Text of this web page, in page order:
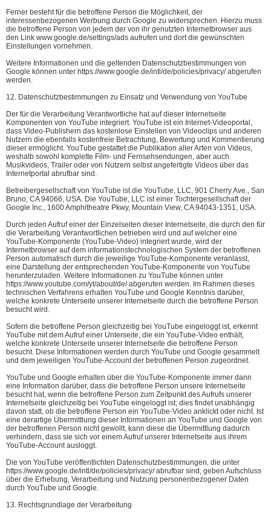
Ferner besteht für die betroffene Person die Möglichkeit, der
interessenbezogenen Werbung durch Google zu widersprechen. Hierzu muss
die betroffene Person von jedem der von ihr genutzten Internetbrowser aus
den Link www.google.de/settings/ads aufrufen und dort die gewünschten
Einstellungen vornehmen.
Weitere Informationen und die geltenden Datenschutzbestimmungen von
Google können unter https://www.google.de/intl/de/policies/privacy/ abgerufen
werden.
12. Datenschutzbestimmungen zu Einsatz und Verwendung von YouTube
Der für die Verarbeitung Verantwortliche hat auf dieser Internetseite
Komponenten von YouTube integriert. YouTube ist ein Internet-Videoportal,
dass Video-Publishern das kostenlose Einstellen von Videoclips und anderen
Nutzern die ebenfalls kostenfreie Betrachtung, Bewertung und Kommentierung
dieser ermöglicht. YouTube gestattet die Publikation aller Arten von Videos,
weshalb sowohl komplette Film- und Fernsehsendungen, aber auch
Musikvideos, Trailer oder von Nutzern selbst angefertigte Videos über das
Internetportal abrufbar sind.
Betreibergesellschaft von YouTube ist die YouTube, LLC, 901 Cherry Ave., San
Bruno, CA 94066, USA. Die YouTube, LLC ist einer Tochtergesellschaft der
Google Inc., 1600 Amphitheatre Pkwy, Mountain View, CA 94043-1351, USA.
Durch jeden Aufruf einer der Einzelseiten dieser Internetseite, die durch den für
die Verarbeitung Verantwortlichen betrieben wird und auf welcher eine
YouTube-Komponente (YouTube-Video) integriert wurde, wird der
Internetbrowser auf dem informationstechnologischen System der betroffenen
Person automatisch durch die jeweilige YouTube-Komponente veranlasst,
eine Darstellung der entsprechenden YouTube-Komponente von YouTube
herunterzuladen. Weitere Informationen zu YouTube können unter
https://www.youtube.com/yt/about/de/ abgerufen werden. Im Rahmen dieses
technischen Verfahrens erhalten YouTube und Google Kenntnis darüber,
welche konkrete Unterseite unserer Internetseite durch die betroffene Person
besucht wird.
Sofern die betroffene Person gleichzeitig bei YouTube eingeloggt ist, erkennt
YouTube mit dem Aufruf einer Unterseite, die ein YouTube-Video enthält,
welche konkrete Unterseite unserer Internetseite die betroffene Person
besucht. Diese Informationen werden durch YouTube und Google gesammelt
und dem jeweiligen YouTube-Account der betroffenen Person zugeordnet.
YouTube und Google erhalten über die YouTube-Komponente immer dann
eine Information darüber, dass die betroffene Person unsere Internetseite
besucht hat, wenn die betroffene Person zum Zeitpunkt des Aufrufs unserer
Internetseite gleichzeitig bei YouTube eingeloggt ist; dies findet unabhängig
davon statt, ob die betroffene Person ein YouTube-Video anklickt oder nicht. Ist
eine derartige Übermittlung dieser Informationen an YouTube und Google von
der betroffenen Person nicht gewollt, kann diese die Übermittlung dadurch
verhindern, dass sie sich vor einem Aufruf unserer Internetseite aus ihrem
YouTube-Account ausloggt.
Die von YouTube veröffentlichten Datenschutzbestimmungen, die unter
https://www.google.de/intl/de/policies/privacy/ abrufbar sind, geben Aufschluss
über die Erhebung, Verarbeitung und Nutzung personenbezogener Daten
durch YouTube und Google.
13. Rechtsgrundlage der Verarbeitung